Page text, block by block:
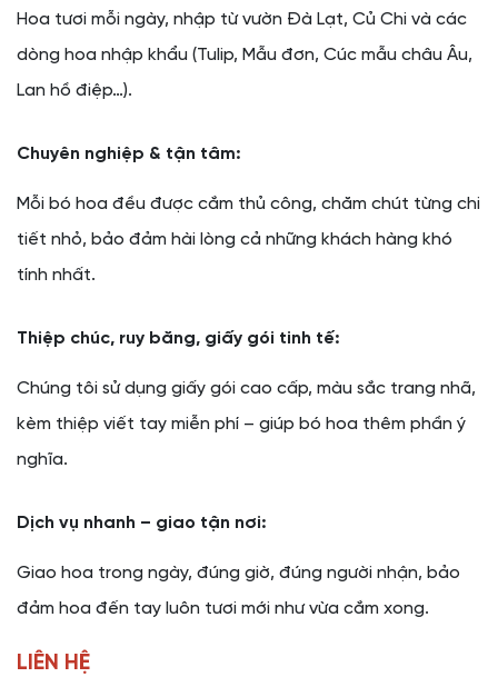
Hoa tươi mỗi ngày, nhập từ vườn Đà Lạt, Củ Chi và các
dòng hoa nhập khẩu (Tulip, Mẫu đơn, Cúc mẫu châu Âu,
Lan hồ điệp…).
Chuyên nghiệp & tận tâm:
Mỗi bó hoa đều được cắm thủ công, chăm chút từng chi
tiết nhỏ, bảo đảm hài lòng cả những khách hàng khó
tính nhất.
Thiệp chúc, ruy băng, giấy gói tinh tế:
Chúng tôi sử dụng giấy gói cao cấp, màu sắc trang nhã,
kèm thiệp viết tay miễn phí – giúp bó hoa thêm phần ý
nghĩa.
Dịch vụ nhanh – giao tận nơi:
Giao hoa trong ngày, đúng giờ, đúng người nhận, bảo
đảm hoa đến tay luôn tươi mới như vừa cắm xong.
LIÊN HỆ